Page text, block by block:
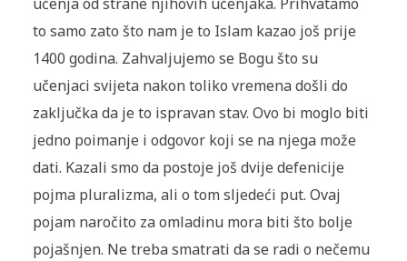
učenja od strane njihovih učenjaka. Prihvatamo
to samo zato što nam je to Islam kazao još prije
1400 godina. Zahvaljujemo se Bogu što su
učenjaci svijeta na­kon toliko vremena došli do
zaključka da je to ispravan stav. Ovo bi moglo biti
jedno poimanje i odgovor koji se na njega može
dati. Ka­zali smo da postoje još dvije defenicije
pojma pluralizma, ali o tom sljedeći put. Ovaj
pojam naročito za omladinu mora biti što bolje
pojašnjen. Ne treba smatrati da se radi o nečemu